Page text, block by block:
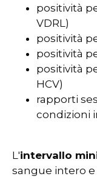
positività
VDRL)
positività
positività
positività
HCV)
rapporti
condizioni
L'intervallo
sangue intero e